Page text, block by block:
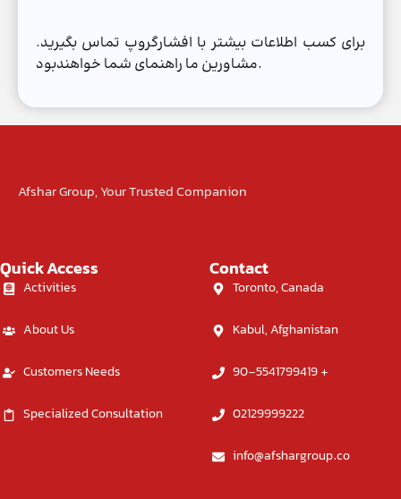
برای کسب اطلاعات بیشتر با افشارگروپ تماس بگیرید.
مشاورین ما راهنمای شما خواهندبود.
Afshar Group, Your Trusted Companion
Quick Access
Activities
About Us
Customers Needs
Specialized Consultation
Contact
Toronto, Canada
Kabul, Afghanistan
90-5541799419 +
02129999222
info@afshargroup.co